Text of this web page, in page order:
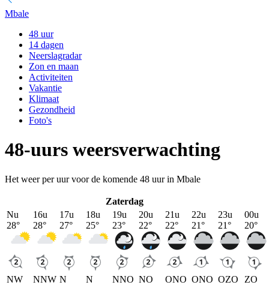
Mbale
48 uur
14 dagen
Neerslagradar
Zon en maan
Activiteiten
Vakantie
Klimaat
Gezondheid
Foto's
48-uurs weersverwachting
Het weer per uur voor de komende 48 uur in Mbale
Zaterdag
Nu
28°
NW
16u
28°
NNW
17u
27°
N
18u
25°
N
19u
23°
NNO
20u
22°
NO
21u
22°
ONO
22u
21°
ONO
23u
21°
OZO
00u
20°
ZO